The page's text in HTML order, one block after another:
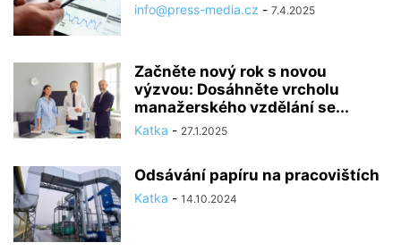
info@press-media.cz - 7.4.2025
Začněte nový rok s novou
výzvou: Dosáhněte vrcholu
manažerského vzdělání se...
Katka - 27.1.2025
Odsávání papíru na pracovištích
Katka - 14.10.2024